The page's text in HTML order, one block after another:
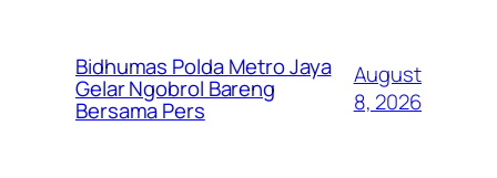
Bidhumas Polda Metro Jaya
Gelar Ngobrol Bareng
Bersama Pers
August
8, 2026